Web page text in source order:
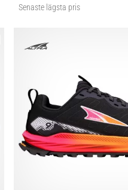
Senaste lägsta pris